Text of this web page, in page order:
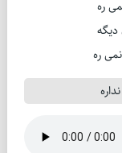
ره
دیگه
ره